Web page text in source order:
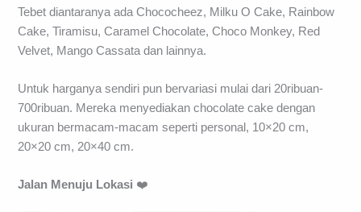
Tebet diantaranya ada Chococheez, Milku O Cake, Rainbow
Cake, Tiramisu, Caramel Chocolate, Choco Monkey, Red
Velvet, Mango Cassata dan lainnya.
Untuk harganya sendiri pun bervariasi mulai dari 20ribuan-
700ribuan. Mereka menyediakan chocolate cake dengan
ukuran bermacam-macam seperti personal, 10×20 cm,
20×20 cm, 20×40 cm.
Jalan Menuju Lokasi ❤️